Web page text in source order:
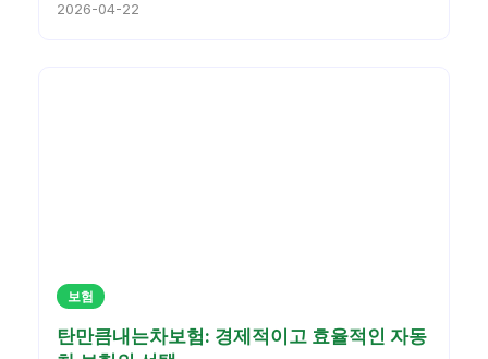
2026-04-22
보험
탄만큼내는차보험: 경제적이고 효율적인 자동